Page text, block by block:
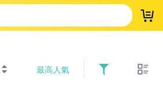
登
最高人氣